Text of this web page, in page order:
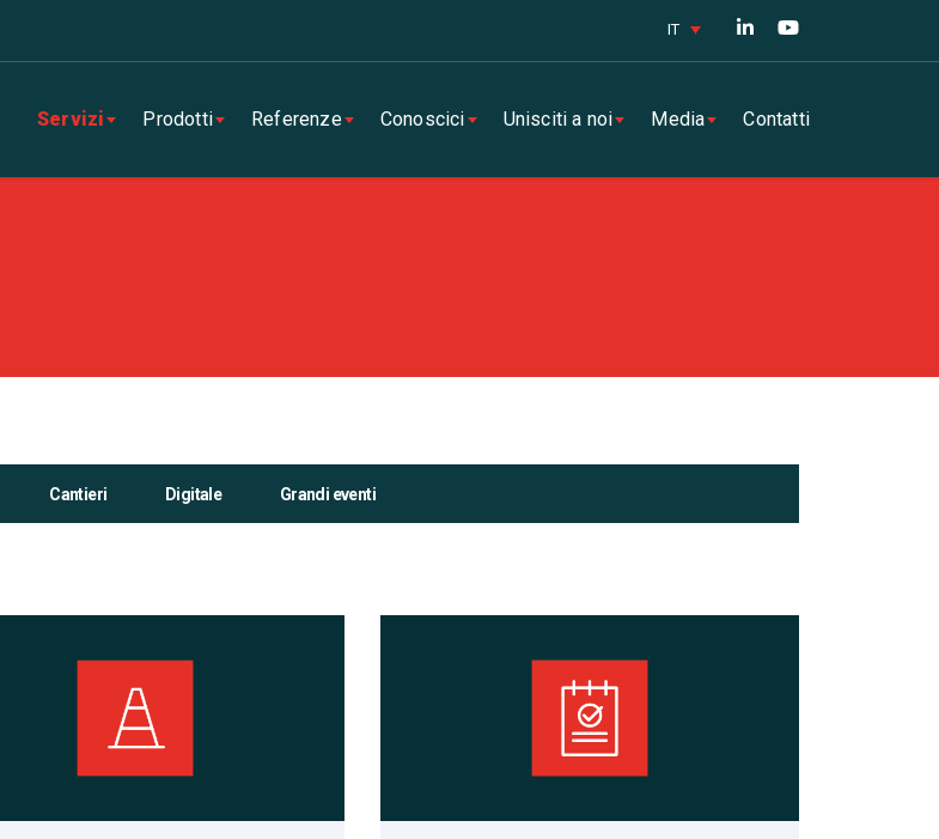
IT
Servizi Prodotti Referenze Conoscici Unisciti a noi Media Contatti
Cantieri Digitale Grandi eventi